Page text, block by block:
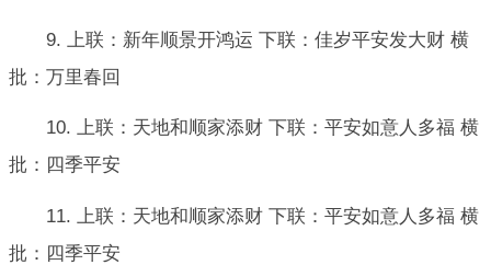
9. 上联：新年顺景开鸿运 下联：佳岁平安发大财 横
批：万里春回
10. 上联：天地和顺家添财 下联：平安如意人多福 横
批：四季平安
11. 上联：天地和顺家添财 下联：平安如意人多福 横
批：四季平安